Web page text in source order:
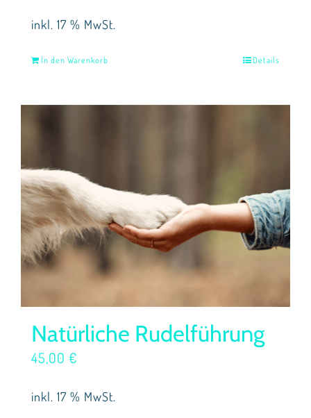
inkl. 17 % MwSt.
In den Warenkorb Details
Natürliche Rudelführung
45,00 €
inkl. 17 % MwSt.